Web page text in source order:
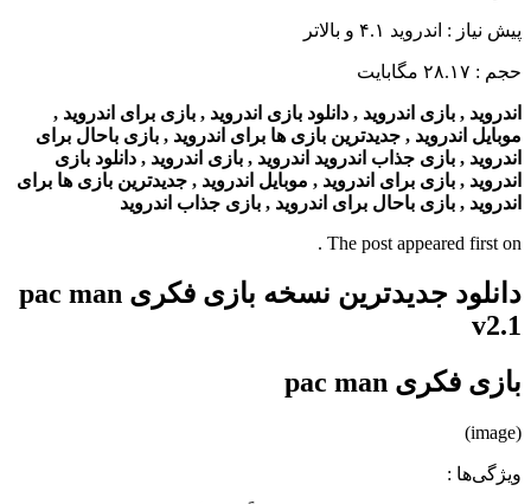
پیش نیاز : اندروید ۴.۱ و بالاتر
حجم : ۲۸.۱۷ مگابایت
اندروید , بازی اندروید , دانلود بازی اندروید , بازی برای اندروید ,
موبایل اندروید , جدیدترین بازی ها برای اندروید , بازی باحال برای
اندروید , بازی جذاب اندروید اندروید , بازی اندروید , دانلود بازی
اندروید , بازی برای اندروید , موبایل اندروید , جدیدترین بازی ها برای
اندروید , بازی باحال برای اندروید , بازی جذاب اندروید
The post appeared first on .
دانلود جدیدترین نسخه بازی فکری pac man
v2.1
بازی فکری pac man
(image)
ویژگی‌ها :